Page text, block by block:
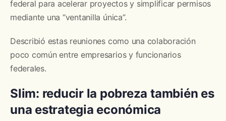
federal para acelerar proyectos y simplificar permisos
mediante una “ventanilla única”.
Describió estas reuniones como una colaboración
poco común entre empresarios y funcionarios
federales.
Slim: reducir la pobreza también es
una estrategia económica